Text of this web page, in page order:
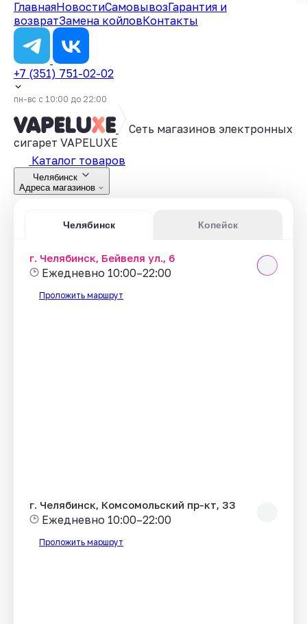
ГлавнаяНовостиСамовывозГарантия и
возвратЗамена койловКонтакты
+7 (351) 751-02-02
пн-вс с 10:00 до 22:00
Сеть магазинов электронных
сигарет VAPELUXE
Каталог товаров
Челябинск
Адреса магазинов
Челябинск Копейск
г. Челябинск, Бейвеля ул., 6
Ежедневно 10:00–22:00
Проложить маршрут
г. Челябинск, Комсомольский пр-кт, 33
Ежедневно 10:00–22:00
Проложить маршрут